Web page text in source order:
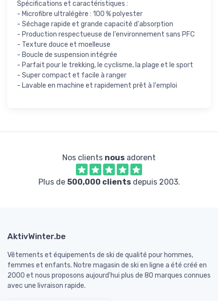
Spécifications et caractéristiques :
- Microfibre ultralégère : 100 % polyester
- Séchage rapide et grande capacité d'absorption
- Production respectueuse de l'environnement sans PFC
- Texture douce et moelleuse
- Boucle de suspension intégrée
- Parfait pour le trekking, le cyclisme, la plage et le sport
- Super compact et facile à ranger
- Lavable en machine et rapidement prêt à l'emploi
Nos clients nous adorent
Plus de 500,000 clientsdepuis 2003.
AktivWinter.be
Vêtements et équipements de ski de qualité pour hommes,
femmes et enfants. Notre magasin de ski en ligne a été créé en
2000 et nous proposons aujourd'hui plus de 80 marques connues
avec une livraison rapide.